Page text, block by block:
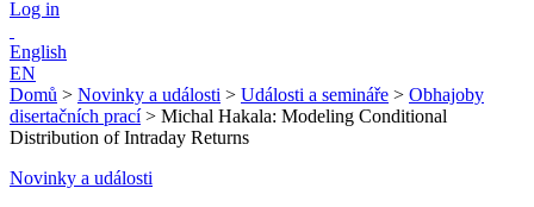
Log in
English
EN
Domů > Novinky a události > Události a semináře > Obhajoby
disertačních prací > Michal Hakala: Modeling Conditional
Distribution of Intraday Returns
Novinky a události